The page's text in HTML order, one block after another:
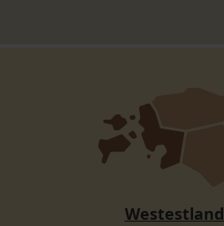
Westestland